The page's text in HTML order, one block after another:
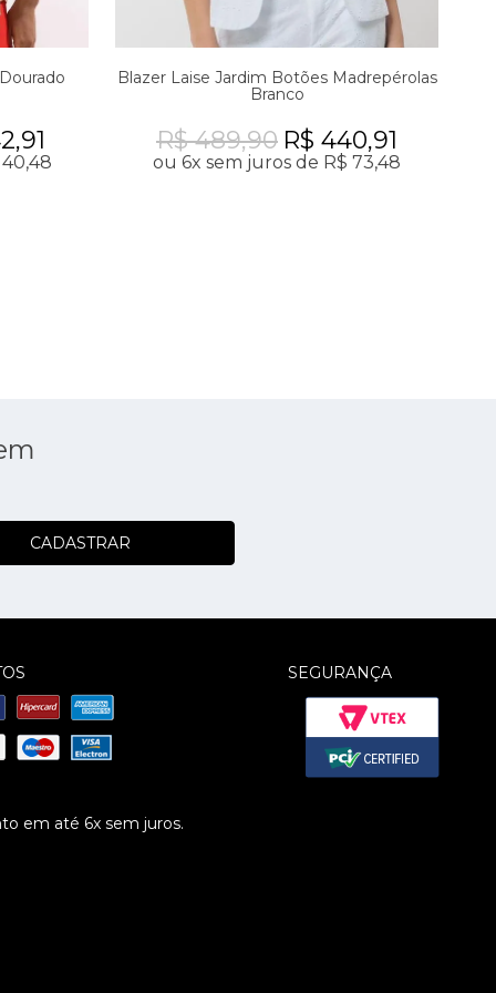
Blazer Laise Jardim Botões Madrepérolas
Branco
R$ 489,90 R$ 440,91
ou 6x sem juros de R$ 73,48
CADASTRAR
em até 6x sem juros.
SEGURANÇA